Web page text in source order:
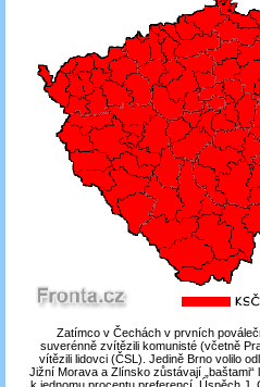
Zatímco v Čechách v prvních
suverénně zvítězili komunisté (včetně
vítězili lidovci (ČSL). Jedině Brno volilo
Jižní Morava a Zlínsko zůstávají